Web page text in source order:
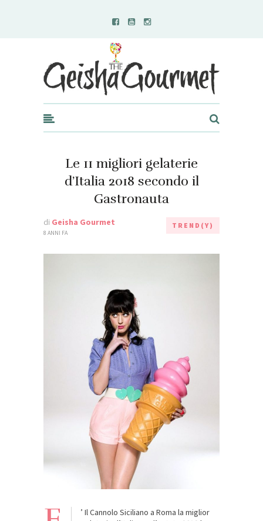
Geisha Gourmet
Le 11 migliori gelaterie
d’Italia 2018 secondo il
Gastronauta
di Geisha Gourmet
8 ANNI FA
TREND(Y)
’ Il Cannolo Siciliano a Roma la miglior